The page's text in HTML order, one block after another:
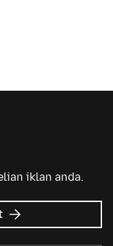
iklan anda.
tentang
Iklan